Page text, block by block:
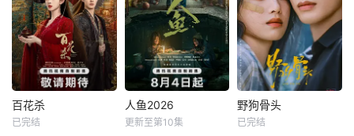
百花杀
已完结
人鱼2026
更新至第10集
野狗骨头
已完结